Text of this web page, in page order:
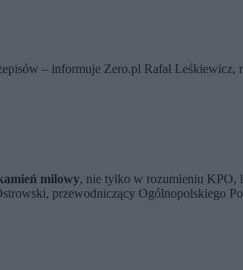
– informuje Zero.pl Rafał Leśkiewicz,
milowy, nie tylko w rozumieniu KPO,
przewodniczący Ogólnopolskiego